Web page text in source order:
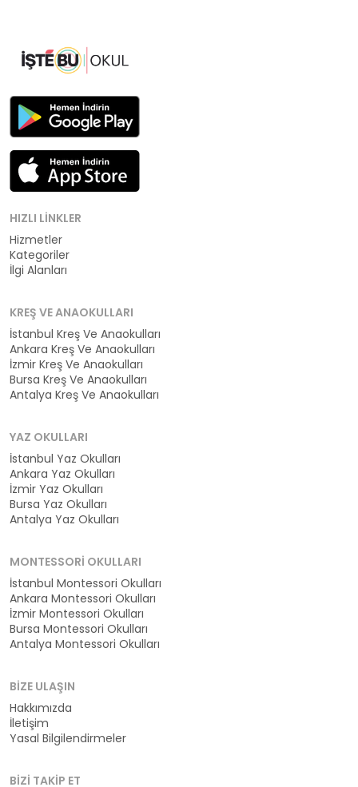
HIZLI LINKLER
Hizmetler
Kategoriler
İlgi Alanları
KREŞ VE ANAOKULLARI
İstanbul Kreş Ve Anaokulları
Ankara Kreş Ve Anaokulları
İzmir Kreş Ve Anaokulları
Bursa Kreş Ve Anaokulları
Antalya Kreş Ve Anaokulları
YAZ OKULLARI
İstanbul Yaz Okulları
Ankara Yaz Okulları
İzmir Yaz Okulları
Bursa Yaz Okulları
Antalya Yaz Okulları
MONTESSORI OKULLARI
İstanbul Montessori Okulları
Ankara Montessori Okulları
İzmir Montessori Okulları
Bursa Montessori Okulları
Antalya Montessori Okulları
BIZE ULAŞIN
Hakkımızda
İletişim
Yasal Bilgilendirmeler
BIZI TAKIP ET